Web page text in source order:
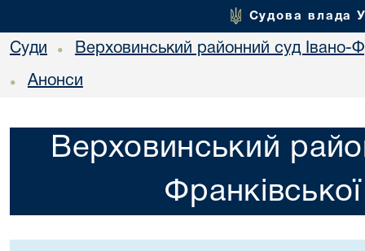
Судова влада
Суди • Верховинський районний суд Івано-
• Анонси
Верховинський